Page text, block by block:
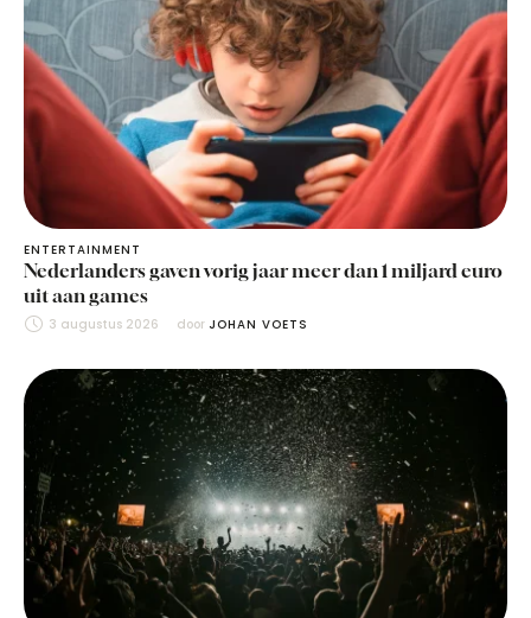
ENTERTAINMENT
Nederlanders gaven vorig jaar meer dan 1 miljard euro
uit aan games
3 augustus 2026 door JOHAN VOETS